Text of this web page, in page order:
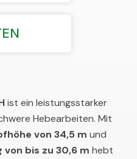
ist ein leistungsstarker
Hebearbeiten. Mit
von 34,5 m und
bis zu 30,6 m hebt